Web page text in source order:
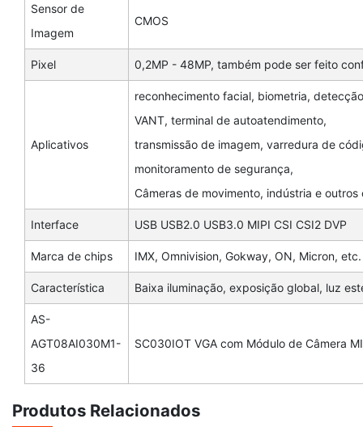
Sensor de
Imagem
CMOS
Pixel 0,2MP - 48MP, também pode ser feito
Aplicativos
reconhecimento facial, biometria,
VANT, terminal de autoatendimento,
transmissão de imagem, varredura de
monitoramento de segurança,
Câmeras de movimento, indústria e outros
Interface USB USB2.0 USB3.0 MIPI CSI CSI2 DVP
Marca de chips IMX, Omnivision, Gokway, ON, Micron, etc.
Característica Baixa iluminação, exposição global, luz
AS-
AGT08AI030M1-
36
SC030IOT VGA com Módulo de Câmera
Produtos Relacionados